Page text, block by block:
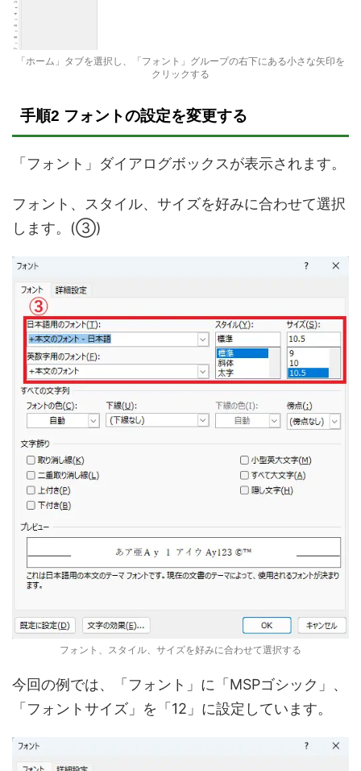
「ホーム」タブを選択し、「フォント」グループの右下にある小さな矢印を
クリックする
手順2 フォントの設定を変更する
「フォント」ダイアログボックスが表示されます。
フォント、スタイル、サイズを好みに合わせて選択
します。(③)
フォント、スタイル、サイズを好みに合わせて選択する
今回の例では、「フォント」に「MSPゴシック」、
「フォントサイズ」を「12」に設定しています。